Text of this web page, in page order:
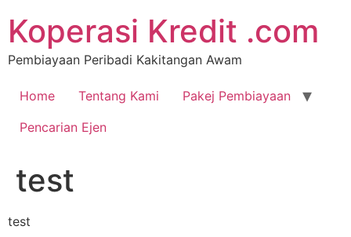
Koperasi Kredit .com
Pembiayaan Peribadi Kakitangan Awam
Home Tentang Kami
Pakej Pembiayaan
Pencarian Ejen
test
test